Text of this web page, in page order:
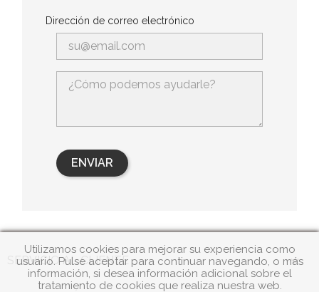
Dirección de correo electrónico
SERVICIO AL CLIENTE 
Utilizamos cookies para mejorar su experiencia como
usuario. Pulse aceptar para continuar navegando, o más
información, si desea información adicional sobre el
tratamiento de cookies que realiza nuestra web.